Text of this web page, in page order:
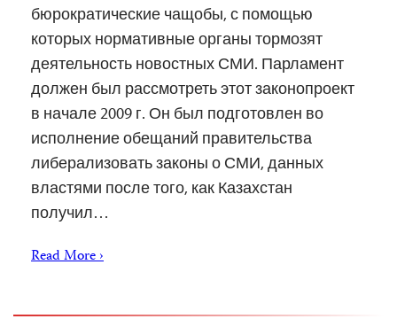
бюрократические чащобы, с помощью
которых нормативные органы тормозят
деятельность новостных СМИ. Парламент
должен был рассмотреть этот законопроект
в начале 2009 г. Он был подготовлен во
исполнение обещаний правительства
либерализовать законы о СМИ, данных
властями после того, как Казахстан
получил…
Read More ›